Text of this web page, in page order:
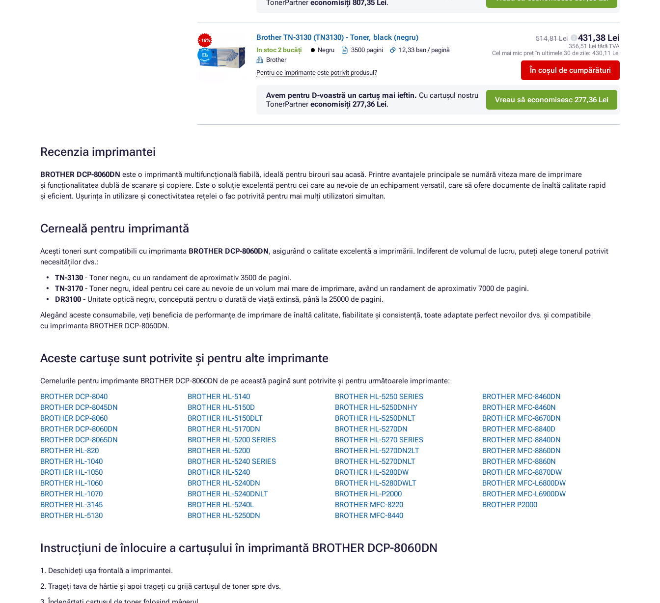
TonerPartner economisiţi 807,35 Lei.
- 16% Brother TN-3130 (TN3130) - Toner, black (negru)
In stoc 2 bucăți Negru 3500 pagini
12,33 ban / pagină
Brother
514,81 Lei 431,38 Lei
356,51 Lei fără TVA
Cel mai mic preț în ultimele 30 de zile: 430,11 Lei
În coșul de cumpărături
Pentru ce imprimante este potrivit produsul?
Avem pentru D-voastră un cartuș mai ieftin. Cu cartuşul nostru
TonerPartner economisiţi 277,36 Lei. Vreau să economisesc 277,36 Lei
Recenzia imprimantei
BROTHER DCP-8060DN este o imprimantă multifuncțională fiabilă, ideală pentru birouri sau acasă. Printre avantajele principale se numără viteza mare de imprimare
și funcționalitatea dublă de scanare și copiere. Este o soluție excelentă pentru cei care au nevoie de un echipament versatil, care să ofere documente de înaltă calitate rapid
și eficient. Ușurința în utilizare și conectivitatea rețelei o fac potrivită pentru mai mulți utilizatori simultan.
Cerneală pentru imprimantă
Acești toneri sunt compatibili cu imprimanta BROTHER DCP-8060DN, asigurând o calitate excelentă a imprimării. Indiferent de volumul de lucru, puteți alege tonerul potrivit
necesităților dvs.:
TN-3130 - Toner negru, cu un randament de aproximativ 3500 de pagini.
TN-3170 - Toner negru, ideal pentru cei care au nevoie de un volum mai mare de imprimare, având un randament de aproximativ 7000 de pagini.
DR3100 - Unitate optică negru, concepută pentru o durată de viață extinsă, până la 25000 de pagini.
Alegând aceste consumabile, veți beneficia de performanțe de imprimare de înaltă calitate, fiabilitate și consistență, toate adaptate perfect nevoilor dvs. și compatibile
cu imprimanta BROTHER DCP-8060DN.
Aceste cartușe sunt potrivite și pentru alte imprimante
Cernelurile pentru imprimante BROTHER DCP-8060DN de pe această pagină sunt potrivite și pentru următoarele imprimante:
BROTHER DCP-8040
BROTHER DCP-8045DN
BROTHER DCP-8060
BROTHER DCP-8060DN
BROTHER DCP-8065DN
BROTHER HL-820
BROTHER HL-1040
BROTHER HL-1050
BROTHER HL-1060
BROTHER HL-1070
BROTHER HL-3145
BROTHER HL-5130
BROTHER HL-5140
BROTHER HL-5150D
BROTHER HL-5150DLT
BROTHER HL-5170DN
BROTHER HL-5200 SERIES
BROTHER HL-5200
BROTHER HL-5240 SERIES
BROTHER HL-5240
BROTHER HL-5240DN
BROTHER HL-5240DNLT
BROTHER HL-5240L
BROTHER HL-5250DN
BROTHER HL-5250 SERIES
BROTHER HL-5250DNHY
BROTHER HL-5250DNLT
BROTHER HL-5270DN
BROTHER HL-5270 SERIES
BROTHER HL-5270DN2LT
BROTHER HL-5270DNLT
BROTHER HL-5280DW
BROTHER HL-5280DWLT
BROTHER HL-P2000
BROTHER MFC-8220
BROTHER MFC-8440
BROTHER MFC-8460DN
BROTHER MFC-8460N
BROTHER MFC-8670DN
BROTHER MFC-8840D
BROTHER MFC-8840DN
BROTHER MFC-8860DN
BROTHER MFC-8860N
BROTHER MFC-8870DW
BROTHER MFC-L6800DW
BROTHER MFC-L6900DW
BROTHER P2000
Instrucțiuni de înlocuire a cartușului în imprimantă BROTHER DCP-8060DN
1. Deschideți ușa frontală a imprimantei.
2. Trageți tava de hârtie și apoi trageți cu grijă cartușul de toner spre dvs.